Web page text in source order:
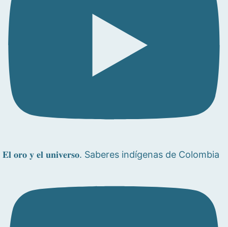
𝐄𝐥 𝐨𝐫𝐨 𝐲 𝐞𝐥 𝐮𝐧𝐢𝐯𝐞𝐫𝐬𝐨. Saberes indígenas de Colombia